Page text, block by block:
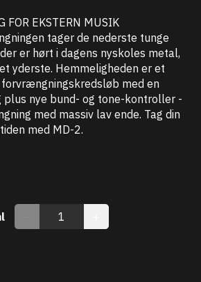
FOR EKSTERN MUSIK
tager de nederste tunge
er hørt i dagens nyskoles metal,
yderste. Hemmeligheden er et
med en
nye bund- og tone-kontroller -
med massiv lav ende. Tag din
med MD-2.